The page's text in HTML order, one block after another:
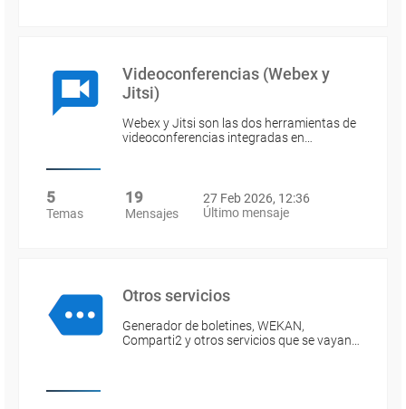
Videoconferencias (Webex y
Jitsi)
Webex y Jitsi son las dos herramientas de
videoconferencias integradas en…
5
Temas
19
Mensajes
27 Feb 2026, 12:36
Último mensaje
Otros servicios
Generador de boletines, WEKAN,
Comparti2 y otros servicios que se vayan…